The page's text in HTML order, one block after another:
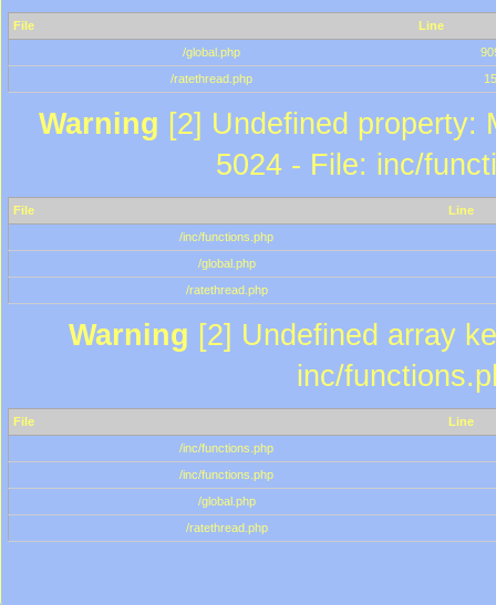
File
Line
/global.php
/ratethread.php
15
Warning [2] Undefined property:
5024 - File: inc/
File
Line
/inc/functions.php
/global.php
/ratethread.php
Warning [2] Undefined array
inc/
File
Line
/inc/functions.php
/inc/functions.php
/global.php
/ratethread.php